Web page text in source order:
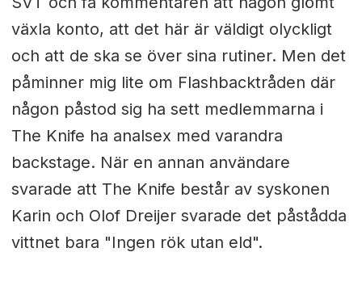
växla konto, att det här är väldigt olyckligt
och att de ska se över sina rutiner. Men det
påminner mig lite om Flashbacktråden där
någon påstod sig ha sett medlemmarna i
The Knife ha analsex med varandra
backstage. När en annan användare
svarade att The Knife består av syskonen
Karin och Olof Dreijer svarade det påstådda
vittnet bara "Ingen rök utan eld".